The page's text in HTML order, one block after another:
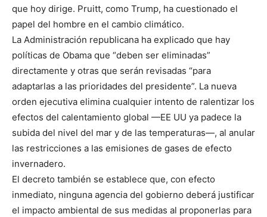
que hoy dirige. Pruitt, como Trump, ha cuestionado el
papel del hombre en el cambio climático.
La Administración republicana ha explicado que hay
políticas de Obama que “deben ser eliminadas”
directamente y otras que serán revisadas “para
adaptarlas a las prioridades del presidente”. La nueva
orden ejecutiva elimina cualquier intento de ralentizar los
efectos del calentamiento global —EE UU ya padece la
subida del nivel del mar y de las temperaturas—, al anular
las restricciones a las emisiones de gases de efecto
invernadero.
El decreto también se establece que, con efecto
inmediato, ninguna agencia del gobierno deberá justificar
el impacto ambiental de sus medidas al proponerlas para